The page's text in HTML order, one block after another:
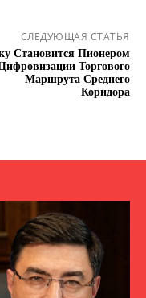
СЛЕДУЮЩАЯ СТАТЬЯ
Становится Пионером
Торгового
Маршрута Среднего
Коридора